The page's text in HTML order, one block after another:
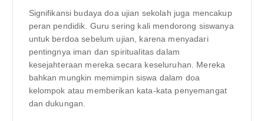
Signifikansi budaya doa ujian sekolah juga mencakup
peran pendidik. Guru sering kali mendorong siswanya
untuk berdoa sebelum ujian, karena menyadari
pentingnya iman dan spiritualitas dalam
kesejahteraan mereka secara keseluruhan. Mereka
bahkan mungkin memimpin siswa dalam doa
kelompok atau memberikan kata-kata penyemangat
dan dukungan.